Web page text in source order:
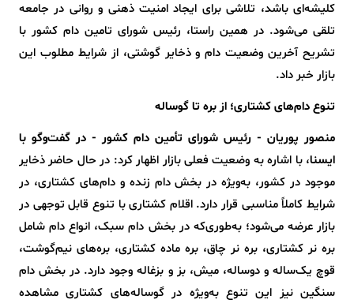
کلیشه‌ای باشد، تلاشی برای ایجاد امنیت ذهنی و روانی در جامعه
تلقی می‌شود. در همین راستا، رئیس شورای تامین دام کشور با
تشریح آخرین وضعیت دام و ذخایر گوشتی، از شرایط مطلوب این
بازار خبر داد.
تنوع دام‌های کشتاری؛ از بره تا گوساله
منصور پوریان - رئیس شورای تأمین دام کشور - در گفت‌وگو با
ایسنا، با اشاره به وضعیت فعلی بازار اظهار کرد: در حال حاضر ذخایر
موجود در کشور، به‌ویژه در بخش دام زنده و دام‌های کشتاری، در
شرایط کاملاً مناسبی قرار دارد. اقلام کشتاری با تنوع قابل توجهی در
بازار عرضه می‌شود؛ به‌طوری‌که در بخش دام سبک، انواع دام شامل
بره نر کشتاری، بره نر چاق، بره ماده کشتاری، بره‌های نیم‌گوشت،
قوچ یک‌ساله و دوساله، میش، بز و بزغاله وجود دارد. در بخش دام
سنگین نیز این تنوع به‌ویژه در گوساله‌های کشتاری مشاهده